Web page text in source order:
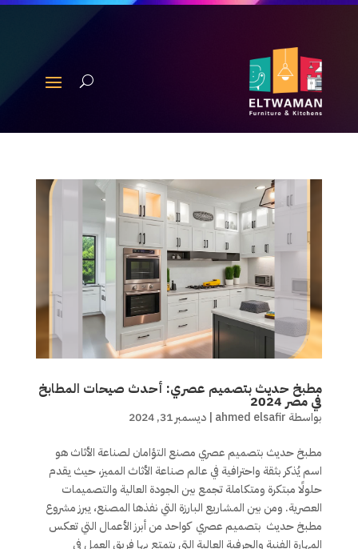
مطبخ حديث بتصميم عصري: أحدث صيحات المطابخ
في مصر 2024
بواسطة ahmed elsafir
| ديسمبر 31, 2024
مطبخ حديث بتصميم عصري مصنع التؤامان لصناعة الأثاث هو
اسم يُذكر بثقة واحترافية في عالم صناعة الأثاث المميز، حيث يقدم
حلولًا مبتكرة ومتكاملة تجمع بين الجودة العالية والتصميمات
العصرية. ومن بين المشاريع البارزة التي نفذها المصنع، يبرز مشروع
مطبخ حديث بتصميم عصري كواحد من أبرز الأعمال التي تعكس
المهارة الفنية والحرفية العالية التي يتمتع بها فريق العمل في